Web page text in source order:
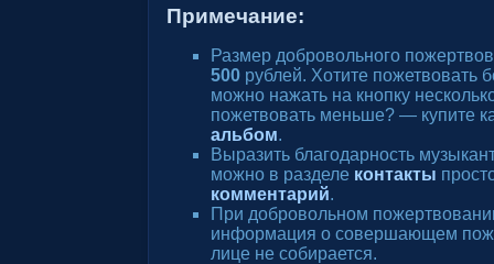
Примечание:
Размер добровольного
500рублей. Хотите пожетвовать
можно нажать на кнопку
пожетвовать меньше? — купите
альбом.
Выразить благодарность
можно в разделе контакты
комментарий.
При добровольном
информация о совершающем
лице не собирается.